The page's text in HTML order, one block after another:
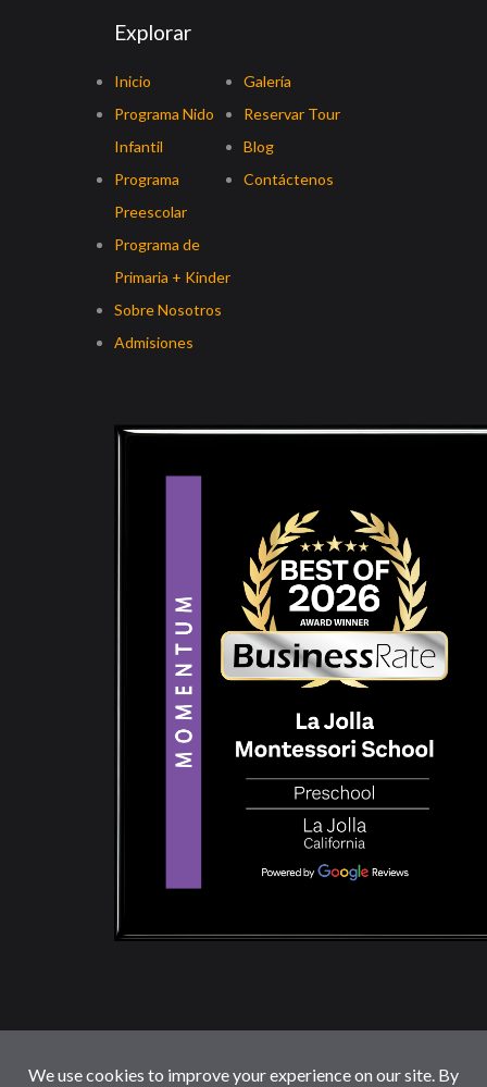
Explorar
Inicio
Programa Nido
Infantil
Programa
Preescolar
Programa de
Primaria + Kinder
Sobre Nosotros
Admisiones
Galería
Reservar Tour
Blog
Contáctenos